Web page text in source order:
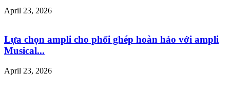
April 23, 2026
Lựa chọn ampli cho phối ghép hoàn hảo với ampli
Musical...
April 23, 2026